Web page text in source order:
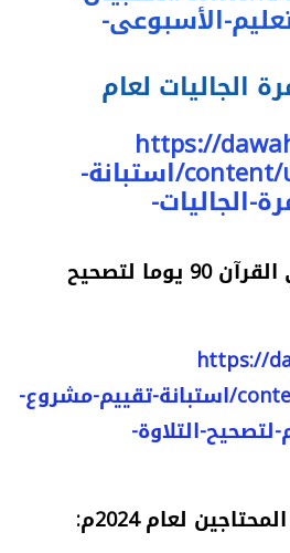
الأسبوعی-
الجاليات لعام
https://
content/uploads/2022/12/استبانة-
الجاليات-
تقييم مشروع علمني القرآن 90 يوما لتصحيح
https://
content/uploads/2025/06/استبانة-تقييم-مشروع-
90-يوم-لتصحيح-التلاوة-
لعام 2024م: